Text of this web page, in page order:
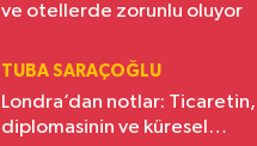
ve otellerde zorunlu oluyor
TUBA SARAÇOĞLU
Londra’dan notlar: Ticaretin,
diplomasinin ve küresel